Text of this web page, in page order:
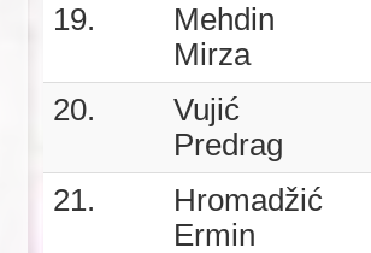
19.
Mehdin
Mirza
20.
Vujić
Predrag
21.
Hromadžić
Ermin